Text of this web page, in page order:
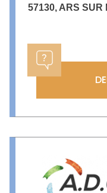
57130, ARS SUR